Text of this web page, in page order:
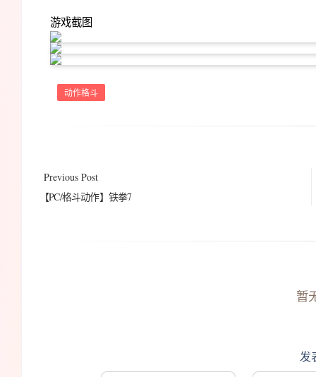
游戏截图
动作格斗
Previous Post
【PC/格斗动作】铁拳7
暂
发